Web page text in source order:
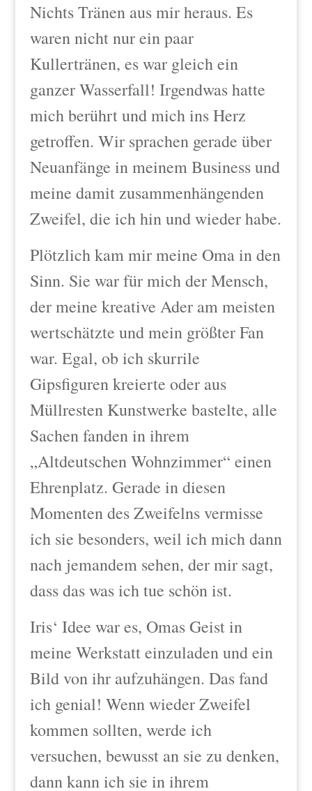
Nichts Tränen aus mir heraus. Es
waren nicht nur ein paar
Kullertränen, es war gleich ein
ganzer Wasserfall! Irgendwas hatte
mich berührt und mich ins Herz
getroffen. Wir sprachen gerade über
Neuanfänge in meinem Business und
meine damit zusammenhängenden
Zweifel, die ich hin und wieder habe.
Plötzlich kam mir meine Oma in den
Sinn. Sie war für mich der Mensch,
der meine kreative Ader am meisten
wertschätzte und mein größter Fan
war. Egal, ob ich skurrile
Gipsfiguren kreierte oder aus
Müllresten Kunstwerke bastelte, alle
Sachen fanden in ihrem
„Altdeutschen Wohnzimmer“ einen
Ehrenplatz. Gerade in diesen
Momenten des Zweifelns vermisse
ich sie besonders, weil ich mich dann
nach jemandem sehen, der mir sagt,
dass das was ich tue schön ist.
Iris‘ Idee war es, Omas Geist in
meine Werkstatt einzuladen und ein
Bild von ihr aufzuhängen. Das fand
ich genial! Wenn wieder Zweifel
kommen sollten, werde ich
versuchen, bewusst an sie zu denken,
dann kann ich sie in ihrem